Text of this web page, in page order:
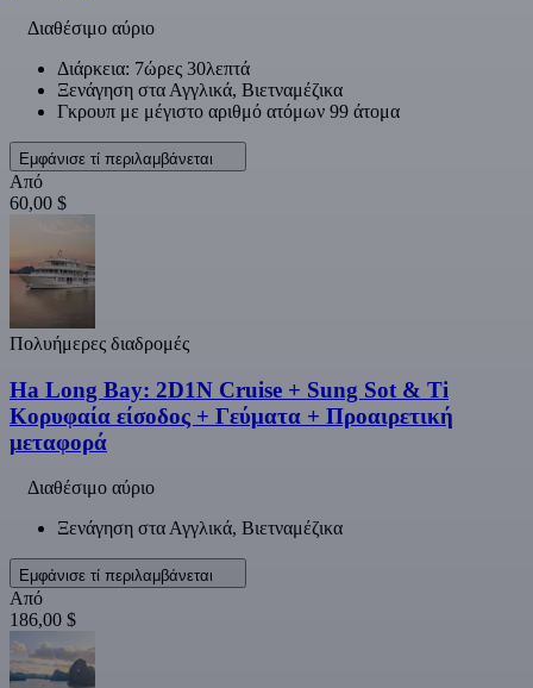
Διαθέσιμο αύριο
Διάρκεια: 7ώρες 30λεπτά
Ξενάγηση στα Αγγλικά, Βιετναμέζικα
Γκρουπ με μέγιστο αριθμό ατόμων 99 άτομα
Εμφάνισε τί περιλαμβάνεται
Από
60,00 $
Πολυήμερες διαδρομές
Ha Long Bay: 2D1N Cruise + Sung Sot & Ti
Κορυφαία είσοδος + Γεύματα + Προαιρετική
μεταφορά
Διαθέσιμο αύριο
Ξενάγηση στα Αγγλικά, Βιετναμέζικα
Εμφάνισε τί περιλαμβάνεται
Από
186,00 $